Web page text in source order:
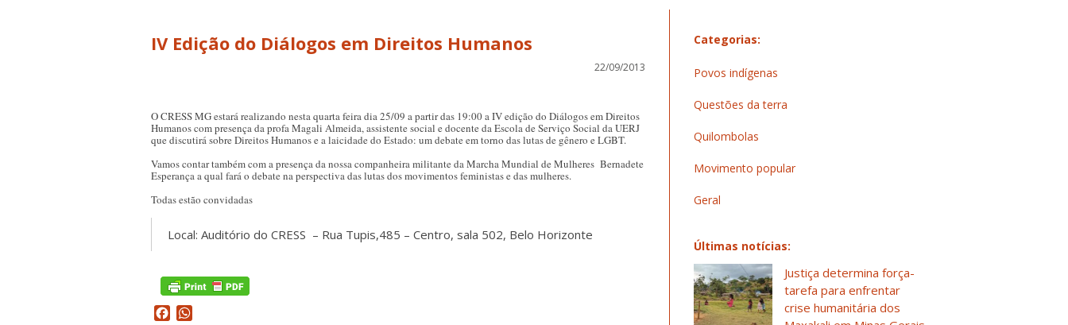
22/09/2013
O CRESS MG estará realizando nesta quarta feira dia 25/09 a partir das 19:00 a IV edição do Diálogos em Direitos
Humanos com presença da profa Magali Almeida, assistente social e docente da Escola de Serviço Social da UERJ
que discutirá sobre Direitos Humanos e a laicidade do Estado: um debate em torno das lutas de gênero e LGBT.
Vamos contar também com a presença da nossa companheira militante da Marcha Mundial de Mulheres Bernadete
Esperança a qual fará o debate na perspectiva das lutas dos movimentos feministas e das mulheres.
Todas estão convidadas
Local: Auditório do CRESS – Rua Tupis,485 – Centro, sala 502, Belo Horizonte
Facebook
Categorias:
Povos indígenas
Questões da terra
Quilombolas
Movimento popular
Geral
Últimas notícias:
Justiça determina força-
tarefa para enfrentar
crise humanitária dos